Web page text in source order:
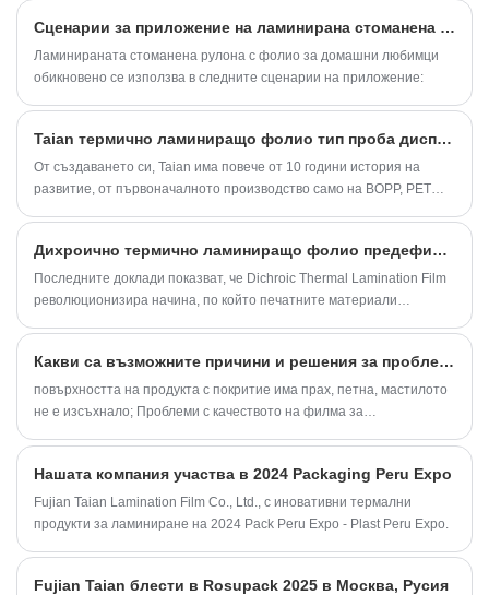
автоматична машина, закупена от чужбина, и ние
ни продукти са BOPP/PET термично ламиниращо
фолио, метализирано термично ламиниращо
фолио, цветно холографско термично ламиниращо
фолио, анти-драскотиново термично ламиниращо
фолио, Ect, можем да произвеждаме според вашата
заявка.
Сценарии за приложение на ламинирана стоманена рулона за домашни любимци
Ламинираната стоманена рулона с фолио за домашни любимци
обикновено се използва в следните сценарии на приложение:
Taian термично ламиниращо фолио тип проба дисплей на книга
От създаването си, Taian има повече от 10 години история на
развитие, от първоначалното производство само на BOPP, PET
ламиниращо фолио, термично ламиниращо фолио против
надраскване, метализирано термично ламиниращо фолио,
бляскаво термично ламиниращо фолио, термоламиниращо фолио
термозапечатване по поръчка, ламинирано стоманено фолио и
др., и все още продължава изследванията и разработките.
Дихроично термично ламиниращо фолио предефинира съвършенството при печат
Последните доклади показват, че Dichroic Thermal Lamination Film
революционизира начина, по който печатните материали
Какви са възможните причини и решения за проблемите, които могат да възникнат при използване на горещо ламиниращо фолио?
повърхността на продукта с покритие има прах, петна, мастилото
не е изсъхнало; Проблеми с качеството на филма за
или грешната формула могат да доведат до това, че филмът за
термично ламиниране не е достатъчно лепкав и пяната не се
залепва.
Нашата компания участва в 2024 Packaging Peru Expo
​Fujian Taian Lamination Film Co., Ltd., с иновативни термални
продукти за ламиниране на 2024 Pack Peru Expo - Plast Peru Expo.
Fujian Taian блести в Rosupack 2025 в Москва, Русия